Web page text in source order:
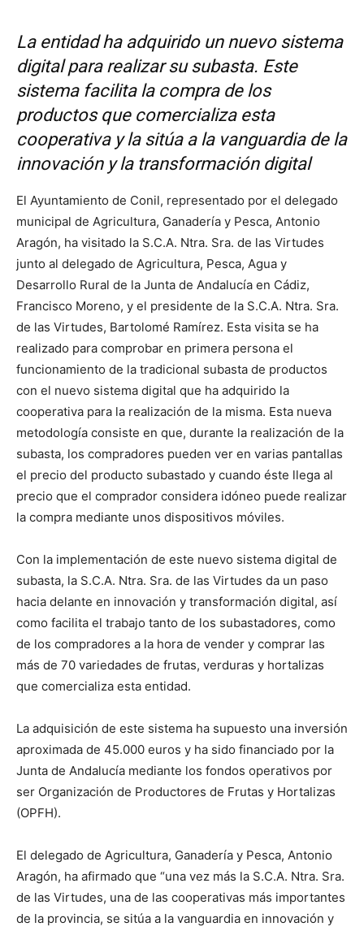
La entidad ha adquirido un nuevo sistema
digital para realizar su subasta. Este
sistema facilita la compra de los
productos que comercializa esta
cooperativa y la sitúa a la vanguardia de la
innovación y la transformación digital
El Ayuntamiento de Conil, representado por el delegado
municipal de Agricultura, Ganadería y Pesca, Antonio
Aragón, ha visitado la S.C.A. Ntra. Sra. de las Virtudes
junto al delegado de Agricultura, Pesca, Agua y
Desarrollo Rural de la Junta de Andalucía en Cádiz,
Francisco Moreno, y el presidente de la S.C.A. Ntra. Sra.
de las Virtudes, Bartolomé Ramírez. Esta visita se ha
realizado para comprobar en primera persona el
funcionamiento de la tradicional subasta de productos
con el nuevo sistema digital que ha adquirido la
cooperativa para la realización de la misma. Esta nueva
metodología consiste en que, durante la realización de la
subasta, los compradores pueden ver en varias pantallas
el precio del producto subastado y cuando éste llega al
precio que el comprador considera idóneo puede realizar
la compra mediante unos dispositivos móviles.
Con la implementación de este nuevo sistema digital de
subasta, la S.C.A. Ntra. Sra. de las Virtudes da un paso
hacia delante en innovación y transformación digital, así
como facilita el trabajo tanto de los subastadores, como
de los compradores a la hora de vender y comprar las
más de 70 variedades de frutas, verduras y hortalizas
que comercializa esta entidad.
La adquisición de este sistema ha supuesto una inversión
aproximada de 45.000 euros y ha sido financiado por la
Junta de Andalucía mediante los fondos operativos por
ser Organización de Productores de Frutas y Hortalizas
(OPFH).
El delegado de Agricultura, Ganadería y Pesca, Antonio
Aragón, ha afirmado que “una vez más la S.C.A. Ntra. Sra.
de las Virtudes, una de las cooperativas más importantes
de la provincia, se sitúa a la vanguardia en innovación y